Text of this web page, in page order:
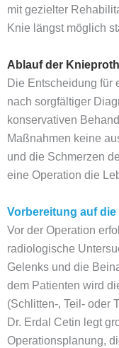
mit gezielter
Knie längst möglich
Ablauf der
Die Entscheidung für
nach sorgfältiger
konservativen
Maßnahmen keine
und die Schmerzen
eine Operation die
Vorbereitung auf die
Vor der Operation
radiologische
Gelenks und die
dem Patienten wird
(Schlitten-, Teil- oder
Dr. Erdal Cetin legt
Operationsplanung,